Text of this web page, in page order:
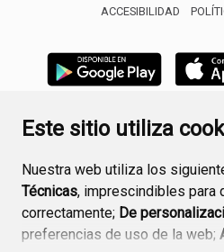
Este sitio utiliza
Nuestra web utiliza los
Técnicas, imprescindibles para
correctamente; De
preferencias de uso de la web;
ACCESIBILIDAD